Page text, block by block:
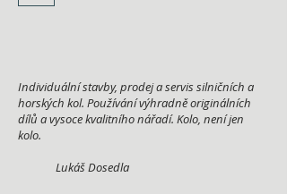
Individuální stavby, prodej a servis silničních a
horských kol. Používání výhradně originálních
dílů a vysoce kvalitního nářadí. Kolo, není jen
kolo.
Lukáš Dosedla